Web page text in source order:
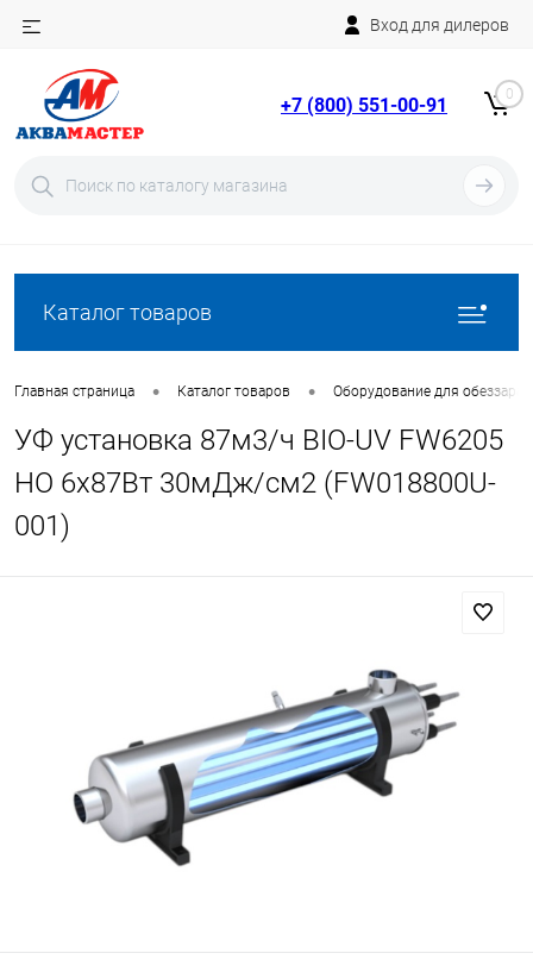
Вход для дилеров
+7 (800) 551-00-91 0
Каталог товаров
Главная страница • Каталог товаров • Оборудование для
УФ установка 87м3/ч BIO-UV FW6205
HO 6х87Вт 30мДж/см2 (FW018800U-
001)